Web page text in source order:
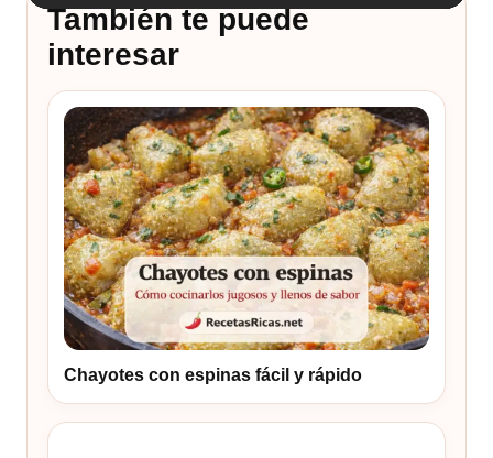
También te puede
interesar
Chayotes con espinas fácil y rápido